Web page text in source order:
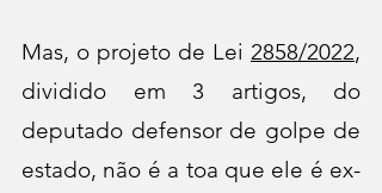
Mas, o projeto de Lei 2858/2022,
dividido em 3 artigos, do
deputado defensor de golpe de
estado, não é a toa que ele é ex-